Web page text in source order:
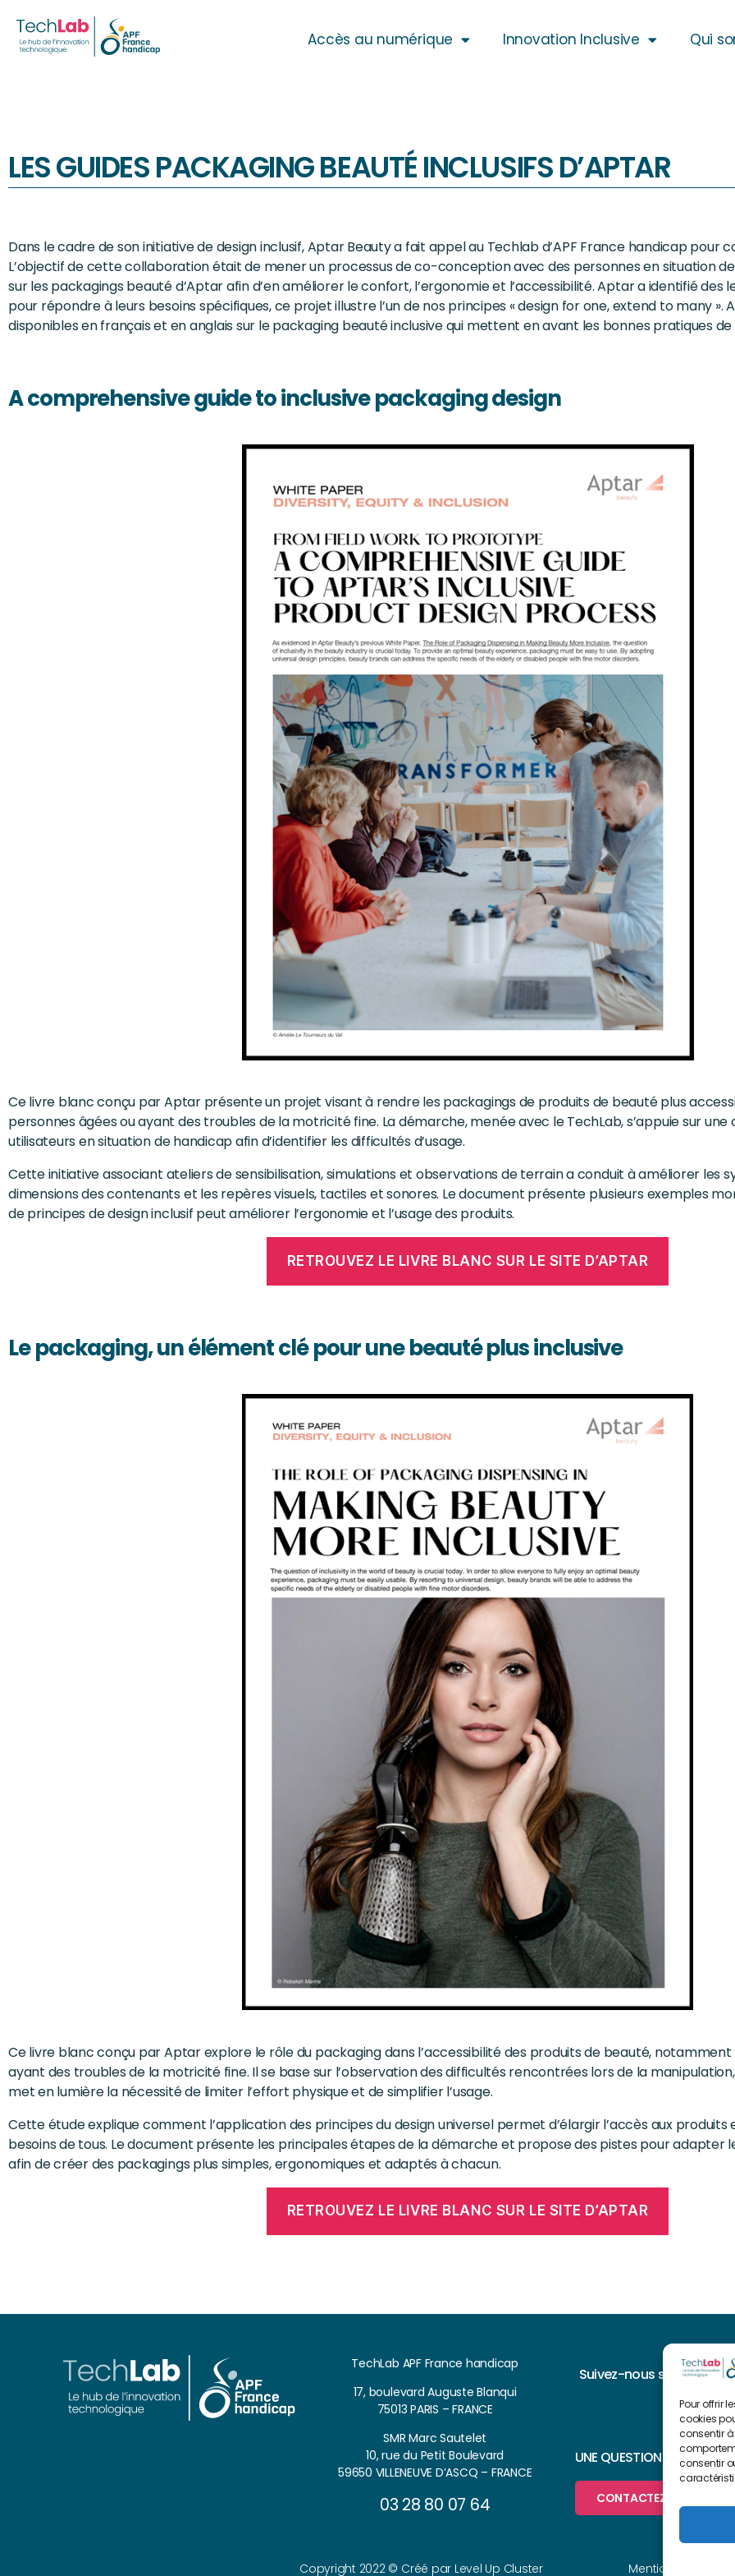
Pour offrir
cookies
consentir
consentir
Accès au numérique Innovation Inclusive Qui
LES GUIDES PACKAGING BEAUTÉ INCLUSIFS D’APTAR
Dans le cadre de son initiative de design inclusif, Aptar Beauty a fait appel au Techlab d’APF France handicap pour
L’objectif de cette collaboration était de mener un processus de co-conception avec des personnes en situation
sur les packagings beauté d’Aptar afin d’en améliorer le confort, l’ergonomie et l’accessibilité. Aptar a identifié des
pour répondre à leurs besoins spécifiques, ce projet illustre l’un de nos principes « design for one, extend to many
disponibles en français et en anglais sur le packaging beauté inclusive qui mettent en avant les bonnes pratiques
A comprehensive guide to inclusive packaging design
Ce livre blanc conçu par Aptar présente un projet visant à rendre les packagings de produits de beauté plus
personnes âgées ou ayant des troubles de la motricité fine. La démarche, menée avec le TechLab, s’appuie sur
utilisateurs en situation de handicap afin d’identifier les difficultés d’usage.
Cette initiative associant ateliers de sensibilisation, simulations et observations de terrain a conduit à améliorer les
dimensions des contenants et les repères visuels, tactiles et sonores. Le document présente plusieurs exemples
de principes de design inclusif peut améliorer l’ergonomie et l’usage des produits.
RETROUVEZ LE LIVRE BLANC SUR LE SITE D’APTAR
Le packaging, un élément clé pour une beauté plus inclusive
Ce livre blanc conçu par Aptar explore le rôle du packaging dans l’accessibilité des produits de beauté,
ayant des troubles de la motricité fine. Il se base sur l’observation des difficultés rencontrées lors de la
met en lumière la nécessité de limiter l’effort physique et de simplifier l’usage.
Cette étude explique comment l’application des principes du design universel permet d’élargir l’accès aux produits
besoins de tous. Le document présente les principales étapes de la démarche et propose des pistes pour adapter
afin de créer des packagings plus simples, ergonomiques et adaptés à chacun.
RETROUVEZ LE LIVRE BLANC SUR LE SITE D’APTAR
TechLab APF France handicap
17, boulevard Auguste Blanqui
75013 PARIS – FRANCE
SMR Marc Sautelet
10, rue du Petit Boulevard
59650 VILLENEUVE D’ASCQ – FRANCE
03 28 80 07 64
Suivez-nous sur
UNE QUESTION ?
CONTACTEZ-NOUS
Copyright 2022 © Créé par Level Up Cluster Mentions légales